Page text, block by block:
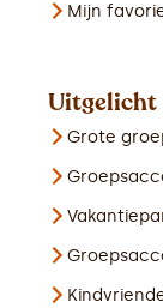
Mijn
Uitgelicht
Grote